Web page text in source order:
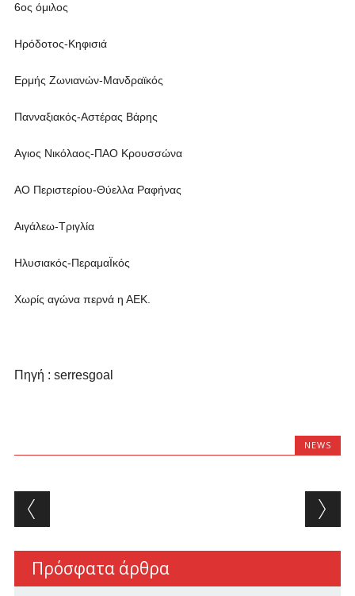
6ος όμιλος
Ηρόδοτος-Κηφισιά
Ερμής Ζωνιανών-Μανδραϊκός
Πανναξιακός-Αστέρας Βάρης
Αγιος Νικόλαος-ΠΑΟ Κρουσσώνα
ΑΟ Περιστερίου-Θύελλα Ραφήνας
Αιγάλεω-Τριγλία
Ηλυσιακός-ΠεραμαΪκός
Χωρίς αγώνα περνά η ΑΕΚ.
Πηγή : serresgoal
NEWS
Post navigation
Πρόσφατα άρθρα